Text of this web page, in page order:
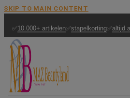
SKIP TO MAIN CONTENT
✅10.000+ artikelen✅stapelkorting✅altijd